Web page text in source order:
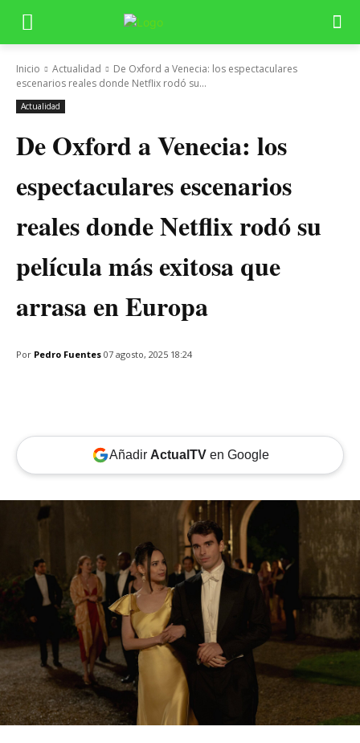
Inicio Actualidad
De Oxford a Venecia: los espectaculares
escenarios reales donde Netflix rodó su...
Actualidad
De Oxford a Venecia: los
espectaculares escenarios
reales donde Netflix rodó su
película más exitosa que
arrasa en Europa
Por Pedro Fuentes 07 agosto, 2025 18:24
Añadir ActualTVen Google